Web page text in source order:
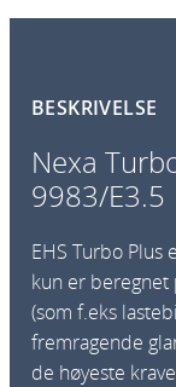
BESKRIVELSE
Nexa
9983/E3.5
EHS Turbo Plus
kun er beregnet
(som f.eks
fremragende
de høyeste